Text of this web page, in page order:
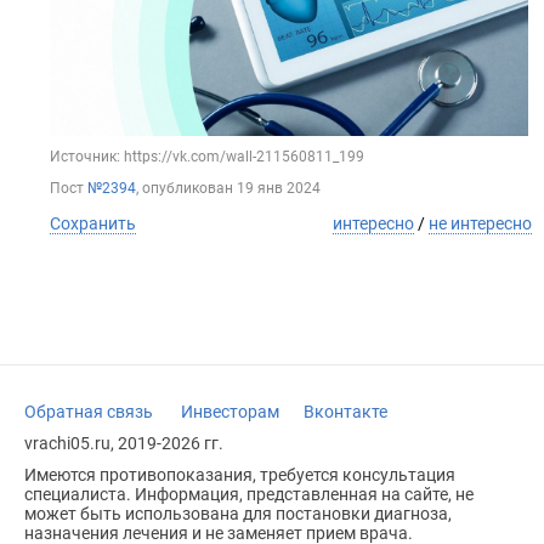
Источник: https://vk.com/wall-211560811_199
Пост №2394, опубликован 19 янв 2024
Сохранить интересно / не интересно
Обратная связь Инвесторам
Вконтакте
vrachi05.ru, 2019-2026 гг.
Имеются противопоказания, требуется консультация
специалиста. Информация, представленная на сайте, не
может быть использована для постановки диагноза,
назначения лечения и не заменяет прием врача.